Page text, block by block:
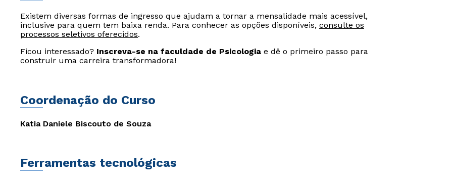
Existem diversas formas de ingresso que ajudam a tornar a mensalidade mais acessível,
inclusive para quem tem baixa renda. Para conhecer as opções disponíveis, consulte os
processos seletivos oferecidos.
Ficou interessado? Inscreva-se na faculdade de Psicologia e dê o primeiro passo para
construir uma carreira transformadora!
Coordenação do Curso
Katia Daniele Biscouto de Souza
Ferramentas tecnológicas